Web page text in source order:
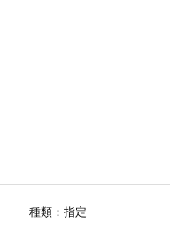
種類：指定